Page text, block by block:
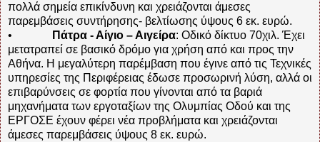
πολλά σημεία επικίνδυνη και χρειάζονται άμεσες
παρεμβάσεις συντήρησης- βελτίωσης ύψους 6 εκ. ευρώ.
•
Πάτρα - Αίγιο – Αιγείρα: Οδικό δίκτυο 70χιλ. Έχει
μετατραπεί σε βασικό δρόμο για χρήση από και προς την
Αθήνα. Η μεγαλύτερη παρέμβαση που έγινε από τις Τεχνικές
υπηρεσίες της Περιφέρειας έδωσε προσωρινή λύση, αλλά οι
επιβαρύνσεις σε φορτία που γίνονται από τα βαριά
μηχανήματα των εργοταξίων της Ολυμπίας Οδού και της
ΕΡΓΟΣΕ έχουν φέρει νέα προβλήματα και χρειάζονται
άμεσες παρεμβάσεις ύψους 8 εκ. ευρώ.